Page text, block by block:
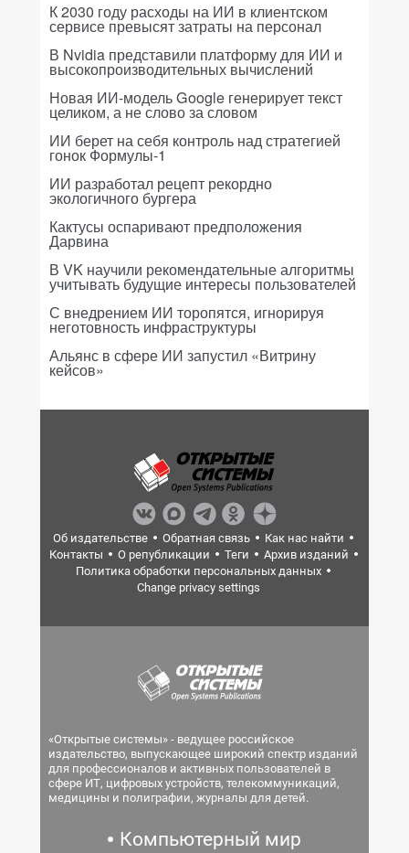
К 2030 году расходы на ИИ в клиентском
сервисе превысят затраты на персонал
В Nvidia представили платформу для ИИ и
высокопроизводительных вычислений
Новая ИИ-модель Google генерирует текст
целиком, а не слово за словом
ИИ берет на себя контроль над стратегией
гонок Формулы-1
ИИ разработал рецепт рекордно
экологичного бургера
Кактусы оспаривают предположения
Дарвина
В VK научили рекомендательные алгоритмы
учитывать будущие интересы пользователей
С внедрением ИИ торопятся, игнорируя
неготовность инфраструктуры
Альянс в сфере ИИ запустил «Витрину
кейсов»
Об издательстве Обратная связь
Как нас найти
Контакты
О републикации Теги
Архив изданий
Политика обработки персональных данных
Change privacy settings
«Открытые системы» - ведущее российское
издательство, выпускающее широкий спектр изданий
для профессионалов и активных пользователей в
сфере ИТ, цифровых устройств, телекоммуникаций,
медицины и полиграфии, журналы для детей.
Компьютерный мир